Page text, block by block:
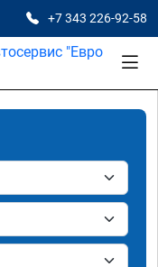
+7 343 226-92-58